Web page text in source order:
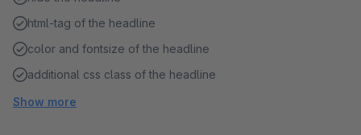
html-tag of the headline
color and fontsize of the headline
additional css class of the headline
Show more